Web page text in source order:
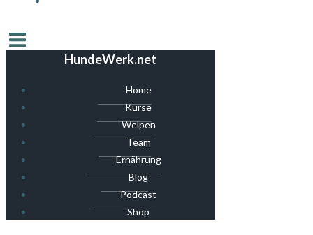
HundeWerk.net
Home
Kurse
Welpen
Team
Ernährung
Blog
Podcast
Shop